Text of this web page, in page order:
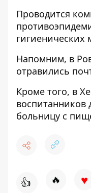
Проводится
гигиенических
Напомним, в
отравились
Кроме того, в
воспитанников
больницу с
👍 🔥 ♥